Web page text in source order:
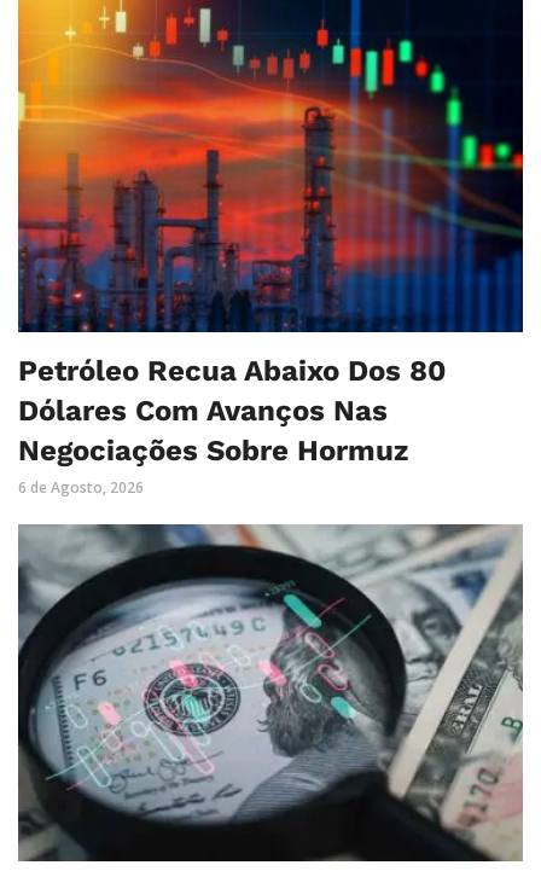
Petróleo Recua Abaixo Dos 80
Dólares Com Avanços Nas
Negociações Sobre Hormuz
6 de Agosto, 2026